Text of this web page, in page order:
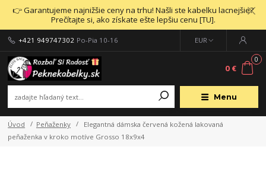
👉 Garantujeme najnižšie ceny na trhu! Našli ste kabelku lacnejšie?
Prečítajte si, ako získate ešte lepšiu cenu [TU].
Menu
EUR
+421 949747302 Po-Pia 10-16
0
0 €
Úvod Peňaženky
Elegantná dámska červená kožená lakovaná
peňaženka v kroko motíve Grosso 18x9x4